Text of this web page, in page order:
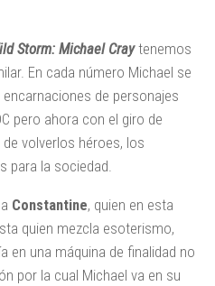
Storm: Michael Cray tenemos
En cada número Michael se
de personajes
pero ahora con el giro de
volverlos héroes, los
para la sociedad.
Constantine, quien en esta
quien mezcla esoterismo,
en una máquina de finalidad no
por la cual Michael va en su